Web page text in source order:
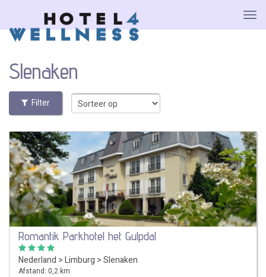
Slenaken
Filter
Romantik Parkhotel het Gulpdal
Nederland >Limburg >Slenaken
Afstand: 0,2 km